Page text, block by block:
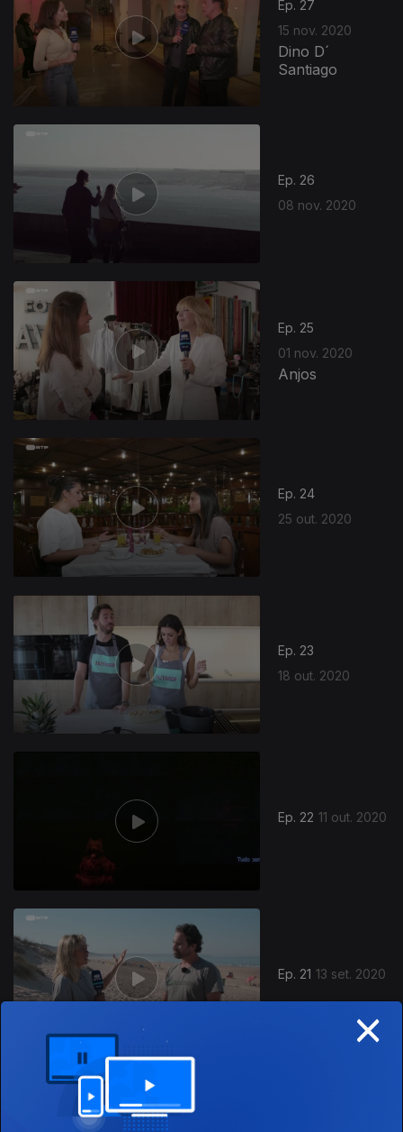
Ep. 27
15 nov. 2020
Dino D´
Santiago
Ep. 26
08 nov. 2020
Ep. 25
01 nov. 2020
Anjos
Ep. 24
25 out. 2020
Ep. 23
18 out. 2020
Ep. 22 11 out. 2020
Ep. 21 13 set. 2020
×